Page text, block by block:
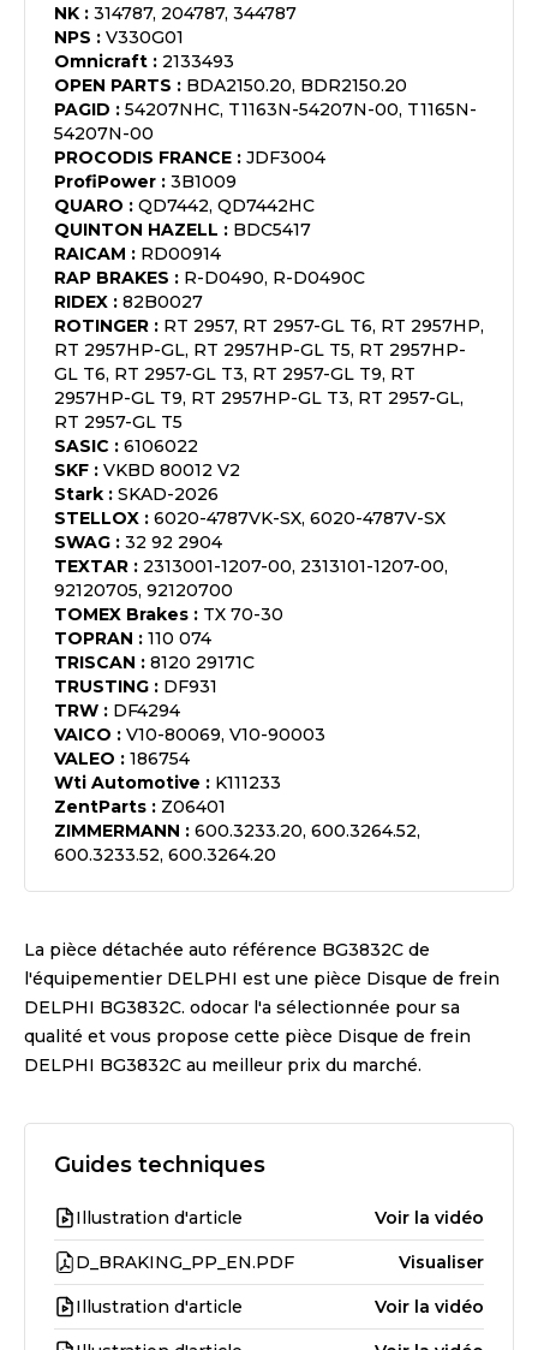
NK : 314787, 204787, 344787
NPS : V330G01
Omnicraft : 2133493
OPEN PARTS : BDA2150.20, BDR2150.20
PAGID : 54207NHC, T1163N-54207N-00, T1165N-
54207N-00
PROCODIS FRANCE : JDF3004
ProfiPower : 3B1009
QUARO : QD7442, QD7442HC
QUINTON HAZELL : BDC5417
RAICAM : RD00914
RAP BRAKES : R-D0490, R-D0490C
RIDEX : 82B0027
ROTINGER : RT 2957, RT 2957-GL T6, RT 2957HP,
RT 2957HP-GL, RT 2957HP-GL T5, RT 2957HP-
GL T6, RT 2957-GL T3, RT 2957-GL T9, RT
2957HP-GL T9, RT 2957HP-GL T3, RT 2957-GL,
RT 2957-GL T5
SASIC : 6106022
SKF : VKBD 80012 V2
Stark : SKAD-2026
STELLOX : 6020-4787VK-SX, 6020-4787V-SX
SWAG : 32 92 2904
TEXTAR : 2313001-1207-00, 2313101-1207-00,
92120705, 92120700
TOMEX Brakes : TX 70-30
TOPRAN : 110 074
TRISCAN : 8120 29171C
TRUSTING : DF931
TRW : DF4294
VAICO : V10-80069, V10-90003
VALEO : 186754
Wti Automotive : K111233
ZentParts : Z06401
ZIMMERMANN : 600.3233.20, 600.3264.52,
600.3233.52, 600.3264.20
La pièce détachée auto référence BG3832C de
l'équipementier DELPHI est une pièce Disque de frein
DELPHI BG3832C. odocar l'a sélectionnée pour sa
qualité et vous propose cette pièce Disque de frein
DELPHI BG3832C au meilleur prix du marché.
Guides techniques
Illustration d'article Voir la vidéo
D_BRAKING_PP_EN.PDF Visualiser
Illustration d'article Voir la vidéo